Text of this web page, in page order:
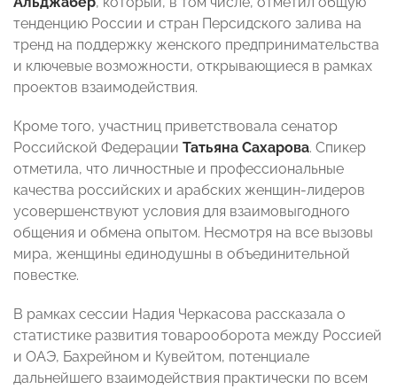
тенденцию России и стран Персидского залива на
тренд на поддержку женского предпринимательства
и ключевые возможности, открывающиеся в рамках
проектов взаимодействия.
Кроме того, участниц приветствовала сенатор
Российской Федерации Татьяна Сахарова. Спикер
отметила, что личностные и профессиональные
качества российских и арабских женщин-лидеров
усовершенствуют условия для взаимовыгодного
общения и обмена опытом. Несмотря на все вызовы
мира, женщины единодушны в объединительной
повестке.
В рамках сессии Надия Черкасова рассказала о
статистике развития товарооборота между Россией
и ОАЭ, Бахрейном и Кувейтом, потенциале
дальнейшего взаимодействия практически по всем